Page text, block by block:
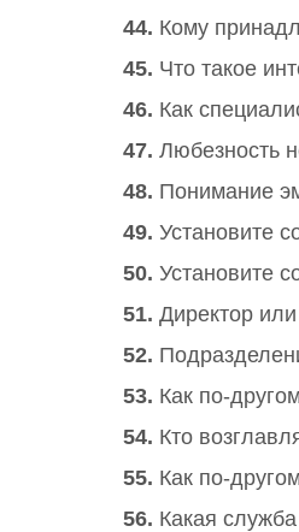
44. Кому
45. Что такое
46. Как
47. Любезность
48. Понимание
49. Установите
50. Установите
51. Директор
52.
53. Как по-
54. Кто
55. Как по-
56. Какая